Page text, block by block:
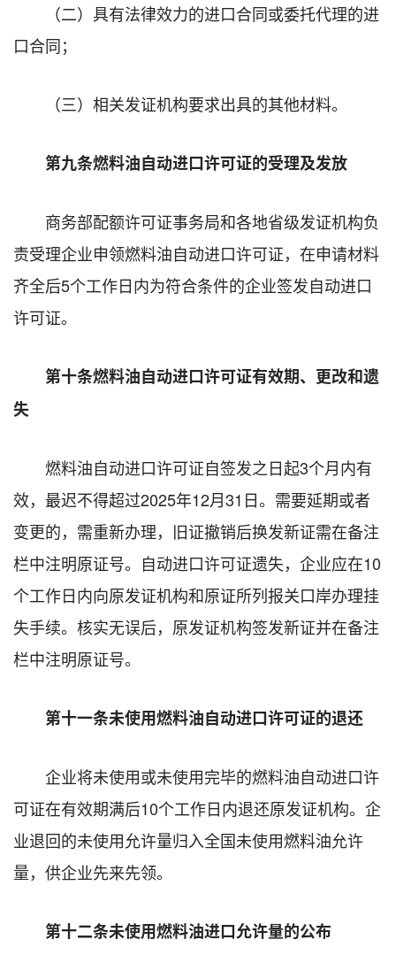
（二）具有法律效力的进口合同或委托代理的进
口合同；
（三）相关发证机构要求出具的其他材料。
第九条燃料油自动进口许可证的受理及发放
商务部配额许可证事务局和各地省级发证机构负
责受理企业申领燃料油自动进口许可证，在申请材料
齐全后5个工作日内为符合条件的企业签发自动进口
许可证。
第十条燃料油自动进口许可证有效期、更改和遗
失
燃料油自动进口许可证自签发之日起3个月内有
效，最迟不得超过2025年12月31日。需要延期或者
变更的，需重新办理，旧证撤销后换发新证需在备注
栏中注明原证号。自动进口许可证遗失，企业应在10
个工作日内向原发证机构和原证所列报关口岸办理挂
失手续。核实无误后，原发证机构签发新证并在备注
栏中注明原证号。
第十一条未使用燃料油自动进口许可证的退还
企业将未使用或未使用完毕的燃料油自动进口许
可证在有效期满后10个工作日内退还原发证机构。企
业退回的未使用允许量归入全国未使用燃料油允许
量，供企业先来先领。
第十二条未使用燃料油进口允许量的公布